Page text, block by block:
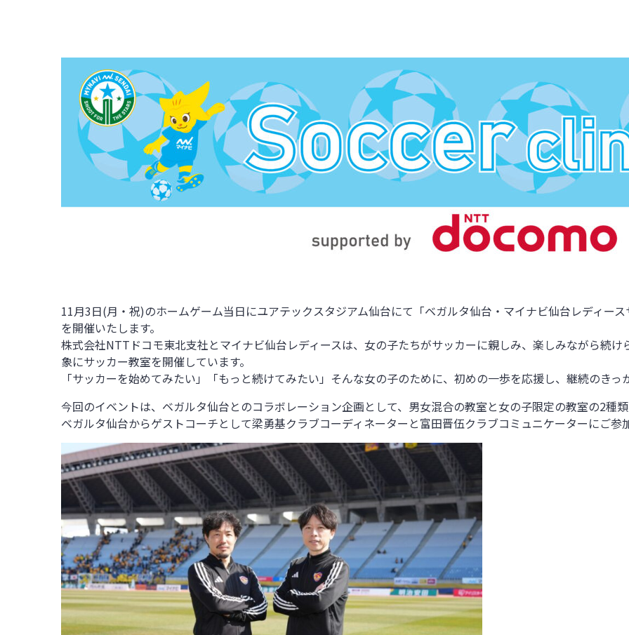
11月3日(月・祝)のホームゲーム当日にユアテックスタジアム仙台にて「ベガルタ仙台・マイナビ仙台レディー
を開催いたします。
株式会社NTT ドコモ東北支社とマイナビ仙台レディースは、女の子たちがサッカーに親しみ、楽しみながら続
象にサッカー教室を開催しています。
「サッカーを始めてみたい」「もっと続けてみたい」そんな女の子のために、初めの一歩を応援し、継続のきっ
今回のイベントは、ベガルタ仙台とのコラボレーション企画として、男女混合の教室と女の子限定の教室の2種
ベガルタ仙台からゲストコーチとして梁勇基クラブコーディネーターと富田晋伍クラブコミュニケーターにご参